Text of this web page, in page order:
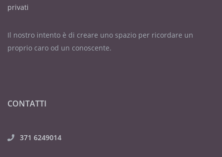
privati
Il nostro intento è di creare uno spazio per ricordare un
proprio caro od un conoscente.
CONTATTI
371 6249014